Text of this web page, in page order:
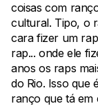
coisas com
cultural. Tipo, o
cara fizer um
rap... onde ele
anos os raps
do Rio. Isso que
ranço que tá em